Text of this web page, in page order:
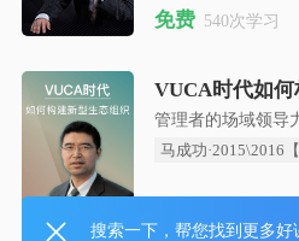
免费 540次学习
VUCA时代如
管理者的场域领导
马成功·2015\2016
搜索一下，帮您找到更多好